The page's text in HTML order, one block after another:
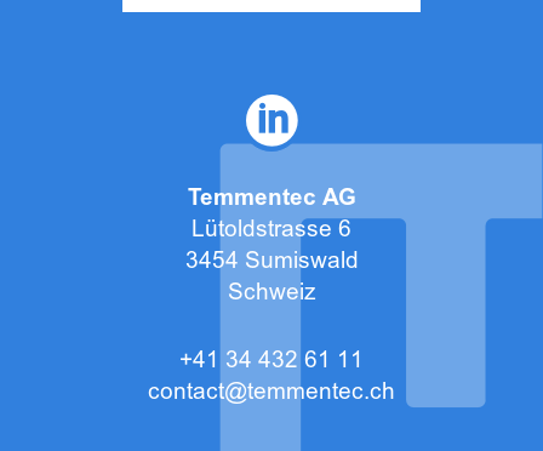
Temmentec AG
Lütoldstrasse 6
3454 Sumiswald
Schweiz
+41 34 432 61 11
contact@temmentec.ch